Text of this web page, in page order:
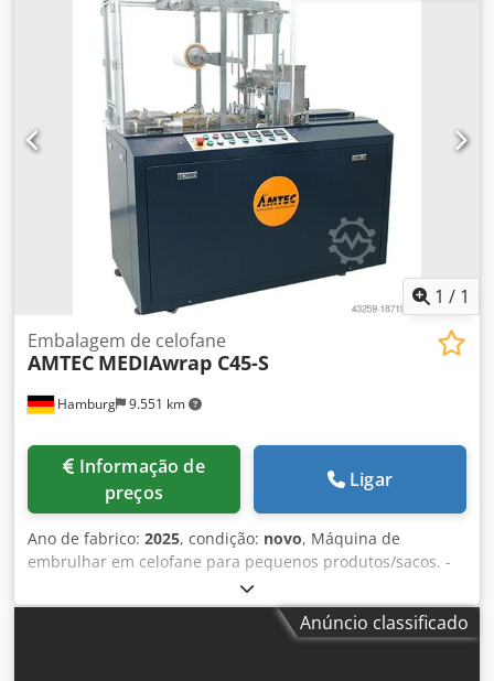
Capacidade de dosagem mín./máx.: 5cm³/50cm³, mín.
largura do saco: 50 mm, mín. altura do saco: 50 mm, máx.
largura do saco (saco único): 65 mm + 65 mm, máx. largura
do saco (com perfuração): 70+mm, máx. altura do saco: 150
mm, faixa de capacidade de embalagem: 150-18000
sacos/h. Material de embalagem (todos os materiais de
embalagem seláveis a quente): polietileno opalino,
celofane, poliéster, polipropileno biológico, etc. Dimensões
da máquina X/Y/Z: aprox. 5000mm/1100mm/2100mm,
peso: aprox. 1100 kg. Documentação disponível. É possível
uma inspeção no local. Cjdpfswa A Ttsx Ab Sorf
1 / 1
Hamburg 9.551 km
Embalagem de celofane
AMTEC MEDIAwrap C45-S
preços
Ligar
Ano de fabrico: 2025, condição: novo, Máquina de
embrulhar em celofane para pequenos produtos/sacos. -
Especificações: taxa máxima de ciclos da máquina em
marcha lenta: 45 ciclos/minuto; Dimensões do produto
(mm): C(110-150)xL(70-120)xA(5-30) - (L+A Crodpfxov Nkwyj
Anúncio classificado